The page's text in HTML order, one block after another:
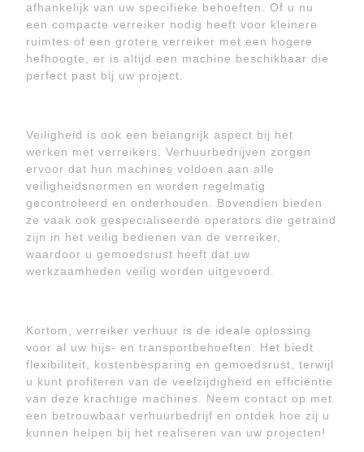
afhankelijk van uw specifieke behoeften. Of u nu
een compacte verreiker nodig heeft voor kleinere
ruimtes of een grotere verreiker met een hogere
hefhoogte, er is altijd een machine beschikbaar die
perfect past bij uw project.
Veiligheid is ook een belangrijk aspect bij het
werken met verreikers. Verhuurbedrijven zorgen
ervoor dat hun machines voldoen aan alle
veiligheidsnormen en worden regelmatig
gecontroleerd en onderhouden. Bovendien bieden
ze vaak ook gespecialiseerde operators die getraind
zijn in het veilig bedienen van de verreiker,
waardoor u gemoedsrust heeft dat uw
werkzaamheden veilig worden uitgevoerd.
Kortom, verreiker verhuur is de ideale oplossing
voor al uw hijs- en transportbehoeften. Het biedt
flexibiliteit, kostenbesparing en gemoedsrust, terwijl
u kunt profiteren van de veelzijdigheid en efficiëntie
van deze krachtige machines. Neem contact op met
een betrouwbaar verhuurbedrijf en ontdek hoe zij u
kunnen helpen bij het realiseren van uw projecten!